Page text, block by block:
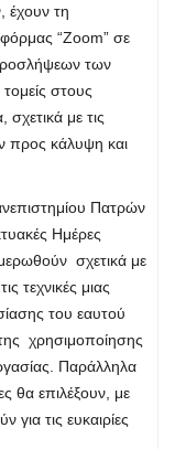
έχουν τη
“Ζoom” σε
των
στους
σχετικά με τις
προς κάλυψη και
Πατρών
Ημέρες
σχετικά με
τεχνικές μιας
του εαυτού
χρησιμοποίησης
Παράλληλα
θα επιλέξουν, με
τις ευκαιρίες